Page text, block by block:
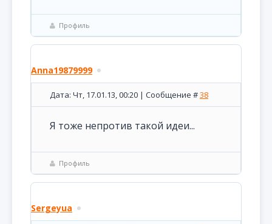
Профиль
Anna19879999
Дата: Чт, 17.01.13, 00:20 | Сообщение #38
Я тоже непротив такой идеи...
Профиль
Sergeyua